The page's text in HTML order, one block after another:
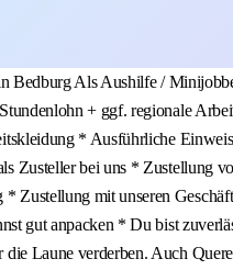
Als Aushilfe /
+ ggf. regionale
* Ausführliche
Zusteller bei uns * Zustellung
Zustellung mit unseren
gut anpacken * Du bist
Laune verderben. Auch